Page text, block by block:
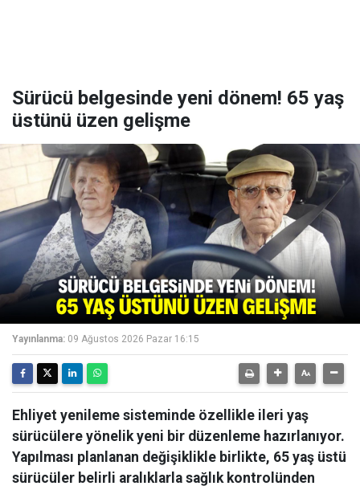
Sürücü belgesinde yeni dönem! 65 yaş
üstünü üzen gelişme
Yayınlanma: 09 Ağustos 2026 Pazar 16:15
Ehliyet yenileme sisteminde özellikle ileri yaş
sürücülere yönelik yeni bir düzenleme hazırlanıyor.
Yapılması planlanan değişiklikle birlikte, 65 yaş üstü
sürücüler belirli aralıklarla sağlık kontrolünden